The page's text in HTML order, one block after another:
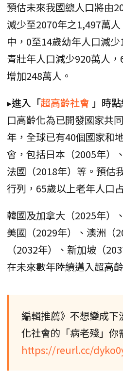
預估未來我國總人口將由
減少至2070年之1,497萬
中，0至14歲幼年人口減
青壯年人口減少920萬人
增加248萬人。
▸進入「超高齡社會 」時
口高齡化為已開發國家共
年，全球已有40個國家和
會，包括日本（2005年）
法國（2018年）等。預估
行列，65歲以上老年人口
韓國及加拿大（2025年）
美國（2029年）、澳洲（
（2032年）、新加坡（
在未來數年陸續邁入超高
編輯推薦》不想變成下
化社會的「病老殘」你
https://reurl.cc/